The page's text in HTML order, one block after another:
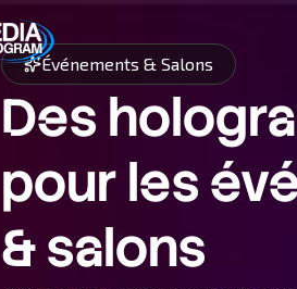
Événements & Salons
Des
pour les
& salons